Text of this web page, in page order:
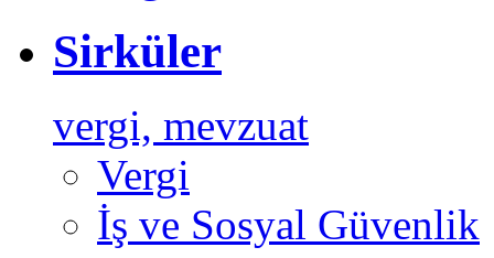
Sirküler
vergi, mevzuat
Vergi
İş ve Sosyal Güvenlik